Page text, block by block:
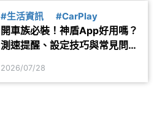
#生活資訊 #CarPlay
開車族必裝！神盾App好用嗎？
測速提醒、設定技巧與常見問題
2026/07/28